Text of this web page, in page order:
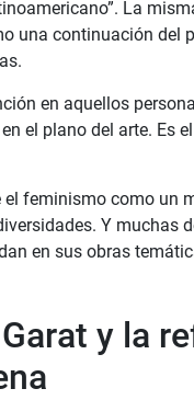
La
una continuación del
en aquellos
el plano del arte. Es
el feminismo como un
Y muchas
en sus obras
y la